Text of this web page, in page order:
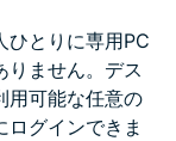
ひとりに専用PC
りません。デス
用可能な任意の
グインできま